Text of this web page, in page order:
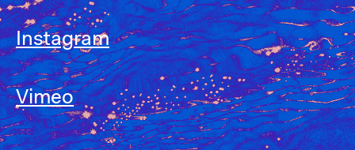
Instagram
Vimeo